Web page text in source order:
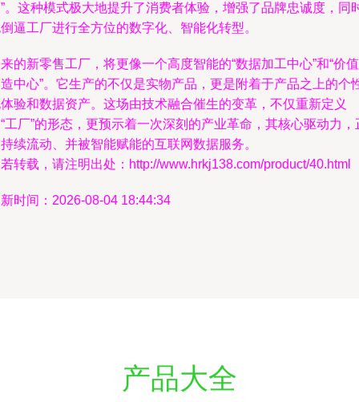
。这种模式极大地提升了消费者体验，增强了品牌忠诚度，同
逼工厂进行全方位的数字化、智能化转型。
的新零售工厂，将更像一个高度智能的“数据加工中心”和“价值
中心”。它生产的不仅是实物产品，更是附着于产品之上的个
验和数据资产。这场由技术融合催生的变革，不仅重新定义
工厂”的形态，更预示着一次深刻的产业革命，其核心驱动力，
续流动、并被智能赋能的互联网数据服务。
转载，请注明出处：http://www.hrkj138.com/product/40.html
时间：2026-08-04 18:44:34
产品大全